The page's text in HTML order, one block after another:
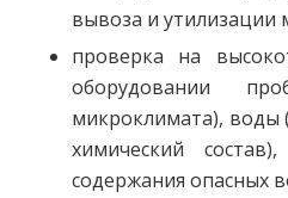
вывоза и утилизации
проверка на
оборудовании
микроклимата), воды
химический
содержания опасных